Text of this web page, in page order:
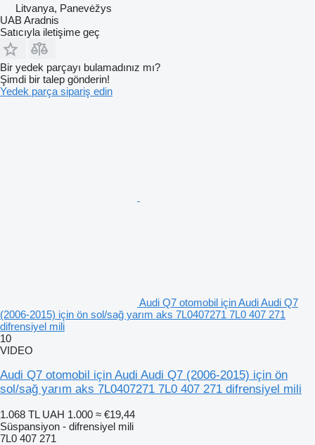
Litvanya, Panevėžys
UAB Aradnis
Satıcıyla iletişime geç
Bir yedek parçayı bulamadınız mı?
Şimdi bir talep gönderin!
Yedek parça sipariş edin
Audi Q7 otomobil için Audi Audi Q7
(2006-2015) için ön sol/sağ yarım aks 7L0407271 7L0 407 271
difrensiyel mili
10
VIDEO
Audi Q7 otomobil için Audi Audi Q7 (2006-2015) için ön
sol/sağ yarım aks 7L0407271 7L0 407 271 difrensiyel mili
1.068 TL UAH 1.000 ≈ €19,44
Süspansiyon - difrensiyel mili
7L0 407 271